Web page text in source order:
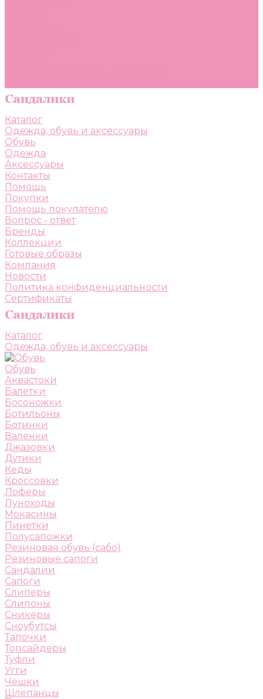
Каталог
Одежда, обувь и аксессуары
Обувь
Одежда
Аксессуары
Контакты
Помощь
Покупки
Помощь покупателю
Вопрос - ответ
Бренды
Коллекции
Готовые образы
Компания
Новости
Политика конфиденциальности
Сертификаты
Каталог
Одежда, обувь и аксессуары
Обувь
Аквастоки
Балетки
Босоножки
Ботильоны
Ботинки
Валенки
Джазовки
Дутики
Кеды
Кроссовки
Лоферы
Луноходы
Мокасины
Пинетки
Полусапожки
Резиновая обувь (сабо)
Резиновые сапоги
Сандалии
Сапоги
Слиперы
Слипоны
Сникеры
Сноубутсы
Тапочки
Топсайдеры
Туфли
Угги
Чешки
Шлепанцы